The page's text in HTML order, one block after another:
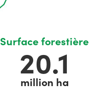
Surface forestière
22.3
million ha